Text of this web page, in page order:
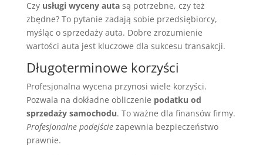
Czy usługi wyceny autasą potrzebne, czy też
zbędne? To pytanie zadają sobie przedsiębiorcy,
myśląc o sprzedaży auta. Dobre zrozumienie
wartości auta jest kluczowe dla sukcesu transakcji.
Długoterminowe korzyści
Profesjonalna wycena przynosi wiele korzyści.
Pozwala na dokładne obliczenie podatku od
sprzedaży samochodu. To ważne dla finansów firmy.
Profesjonalne podejściezapewnia bezpieczeństwo
prawnie.